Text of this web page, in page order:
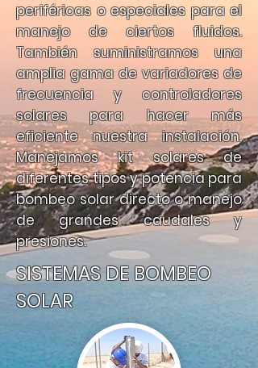
periféricas o especiales para el
manejo de ciertos fluidos.
También suministramos una
amplia gama de variadores de
frecuencia y controladores
solares para hacer más
eficiente nuestra instalación.
Manejamos kit solares de
diferentes tipos y potencia para
bombeo solar directo o manejo
de grandes caudales y
presiones.
SISTEMAS DE BOMBEO
SOLAR